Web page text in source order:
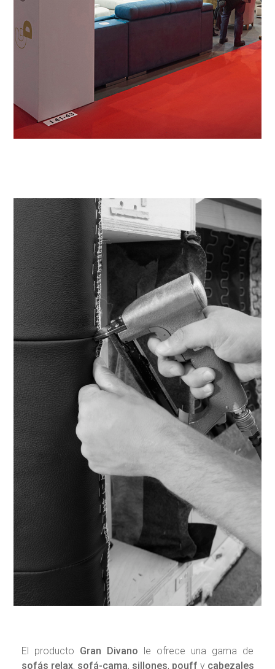
El producto Gran Divano le ofrece una gama de
sofás relax, sofá-cama, sillones, pouff y cabezales